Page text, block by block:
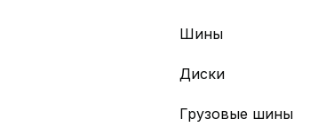
Шины
Диски
Грузовые шины